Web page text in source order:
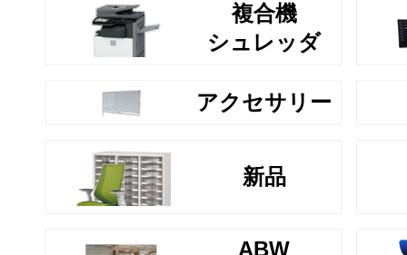
複合機
シュレッダ
アクセサリー
新品
ABW